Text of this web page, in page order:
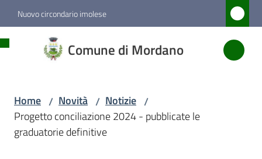
Vai al contenuto
Vai alla navigazione
Vai al footer
Nuovo circondario imolese
Comune di Mordano
di
Amministrazione
Home / Novità / Notizie /
Progetto conciliazione 2024 - pubblicate le
graduatorie definitive